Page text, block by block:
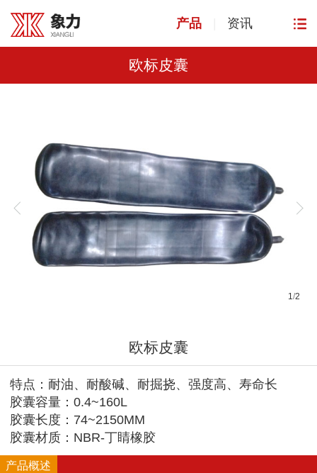
产品 资讯
欧标皮囊
1 /2
欧标皮囊
特点：耐油、耐酸碱、耐掘挠、强度高、寿命长
胶囊容量：0.4~160L
胶囊长度：74~2150MM
胶囊材质：NBR-丁睛橡胶
产品概述